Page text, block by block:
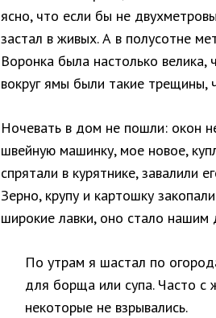
ясно, что если бы не
застал в живых. А в полусотне
Воронка была настолько
вокруг ямы были такие трещины,
Ночевать в дом не пошли: окон
швейную машинку, мое новое,
спрятали в курятнике, завалили
Зерно, крупу и картошку
широкие лавки, оно стало
По утрам я шастал по
для борща или супа. Часто
некоторые не взрывались.